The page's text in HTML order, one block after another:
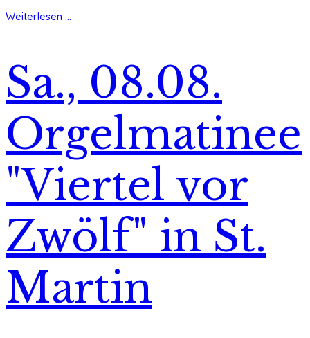
Weiterlesen ...
Sa., 08.08.
Orgelmatinee
"Viertel vor
Zwölf" in St.
Martin